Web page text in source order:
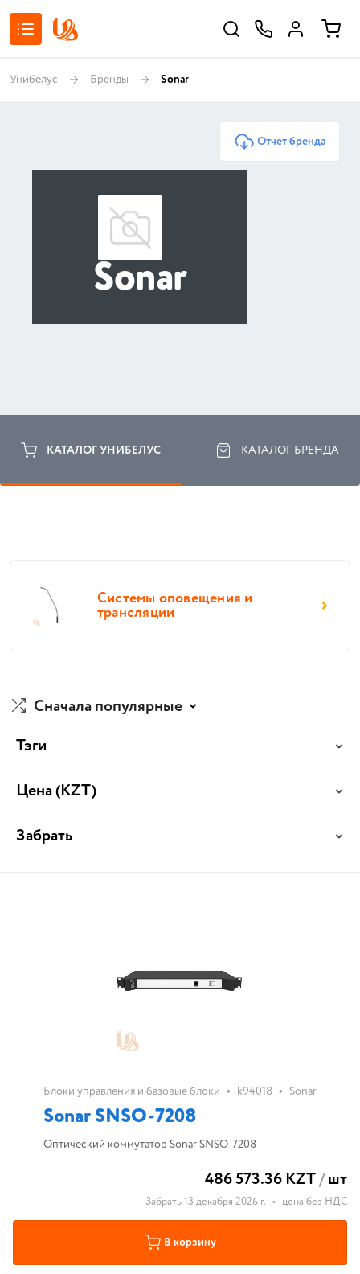
Унибелус Бренды Sonar
Отчет бренда
Sonar
КАТАЛОГ УНИБЕЛУС КАТАЛОГ БРЕНДА
Системы оповещения и
трансляции
Сначала популярные
Тэги
Цена(KZT)
Забрать
Блоки управления и базовые блоки • k94018 • Sonar
Sonar SNSO-7208
Оптический коммутатор Sonar SNSO-7208
486 573.36 KZT/шт
Забрать 13 декабря 2026 г. • цена без НДС
В корзину